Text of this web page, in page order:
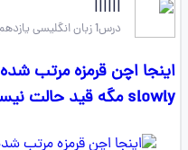
l⃐l⃐l⃐l⃐l⃐l⃐
درس1 زبان انگلیسی یازدهم
اینجا اچن قرمزه مرتب
slowly مگه قید حالت نیست چرا قبل از مفعول اومده